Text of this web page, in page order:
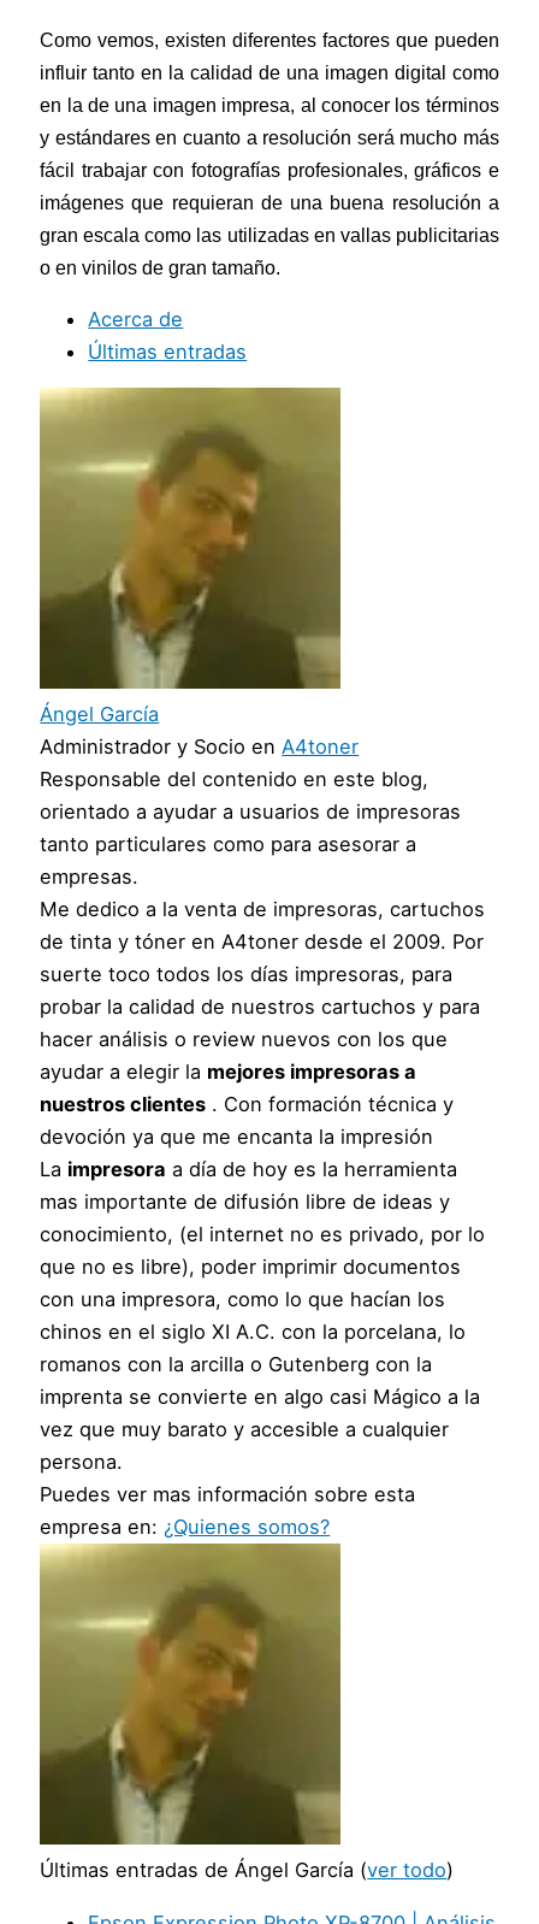
Como vemos, existen diferentes factores que pueden
influir tanto en la calidad de una imagen digital como
en la de una imagen impresa, al conocer los términos
y estándares en cuanto a resolución será mucho más
fácil trabajar con fotografías profesionales, gráficos e
imágenes que requieran de una buena resolución a
gran escala como las utilizadas en vallas publicitarias
o en vinilos de gran tamaño.
Acerca de
Últimas entradas
Ángel García
Administrador y Socio enA4toner
Responsable del contenido en este blog,
orientado a ayudar a usuarios de impresoras
tanto particulares como para asesorar a
empresas.
Me dedico a la venta de impresoras, cartuchos
de tinta y tóner en A4toner desde el 2009. Por
suerte toco todos los días impresoras, para
probar la calidad de nuestros cartuchos y para
hacer análisis o review nuevos con los que
ayudar a elegir la mejores impresoras a
nuestros clientes . Con formación técnica y
devoción ya que me encanta la impresión
La impresora a día de hoy es la herramienta
mas importante de difusión libre de ideas y
conocimiento, (el internet no es privado, por lo
que no es libre), poder imprimir documentos
con una impresora, como lo que hacían los
chinos en el siglo XI A.C. con la porcelana, lo
romanos con la arcilla o Gutenberg con la
imprenta se convierte en algo casi Mágico a la
vez que muy barato y accesible a cualquier
persona.
Puedes ver mas información sobre esta
empresa en: ¿Quienes somos?
Últimas entradas de Ángel García (ver todo)